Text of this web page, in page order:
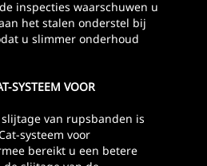
inspecties waarschuwen u
het stalen onderstel bij
u slimmer onderhoud
SYSTEEM VOOR
slijtage van rupsbanden is
systeem voor
bereikt u een betere